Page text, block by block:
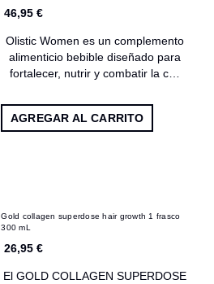
46,95 €
Olistic Women es un complemento
alimenticio bebible diseñado para
fortalecer, nutrir y combatir la c…
AGREGAR AL CARRITO
Gold collagen superdose hair growth 1 frasco
300 mL
26,95 €
El GOLD COLLAGEN SUPERDOSE